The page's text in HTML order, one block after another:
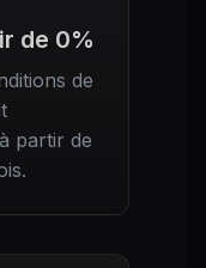
de 0%
de
partir de